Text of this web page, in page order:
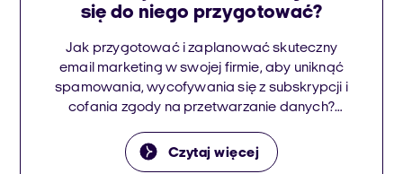
się do niego przygotować?
Jak przygotować i zaplanować skuteczny
email marketing w swojej firmie, aby uniknąć
spamowania, wycofywania się z subskrypcji i
cofania zgody na przetwarzanie danych?
poniższe sprawdzone wskazówki dotyczące
Czytaj więcej